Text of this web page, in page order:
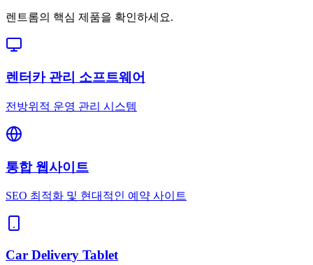
렌트롬의 핵심 제품을 확인하세요.
렌터카 관리 소프트웨어
전방위적 운영 관리 시스템
통합 웹사이트
SEO 최적화 및 현대적인 예약 사이트
Car Delivery Tablet